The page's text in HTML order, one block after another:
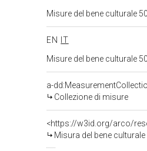
Misure del bene culturale
EN
IT
Misure del bene culturale
a-
Collezione di misure
<https://w3id.org/arco/
Misura del bene